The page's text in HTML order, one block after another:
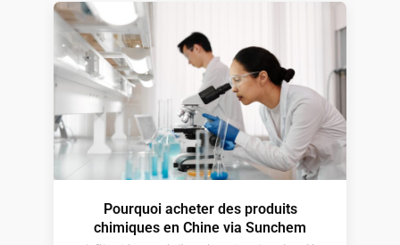
Pourquoi acheter des produits
chimiques en Chine via Sunchem